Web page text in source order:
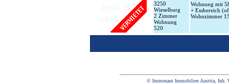
3250
Wieselburg
2 Zimmer
Wohnung
520
Wohnung mit
+ Essbereich
Wohnzimmer
© Immonaut Immobilien Austria, Inh.